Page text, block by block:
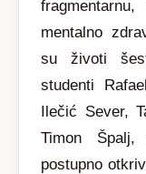
mentalno
su životi
studenti
Ilečić Sever,
Timon
postupno